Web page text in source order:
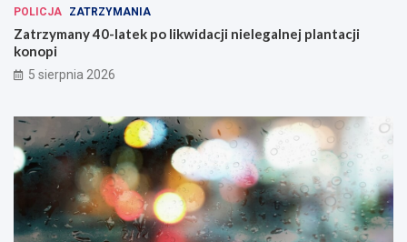
POLICJA ZATRZYMANIA
Zatrzymany 40-latek po likwidacji nielegalnej plantacji
konopi
5 sierpnia 2026